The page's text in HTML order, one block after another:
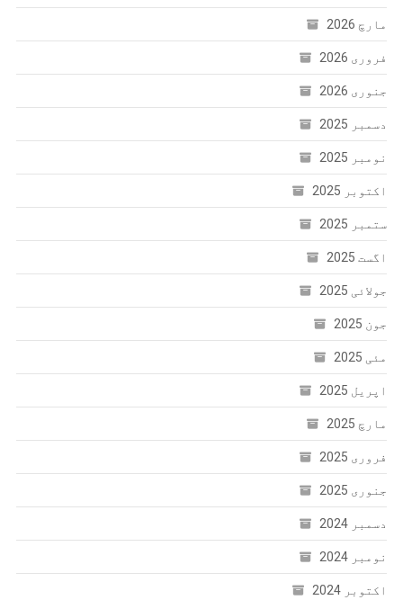
مارچ 2026
فروری 2026
جنوری 2026
دسمبر 2025
نومبر 2025
اکتوبر 2025
ستمبر 2025
اگست 2025
جولائی 2025
جون 2025
مئی 2025
اپریل 2025
مارچ 2025
فروری 2025
جنوری 2025
دسمبر 2024
نومبر 2024
اکتوبر 2024